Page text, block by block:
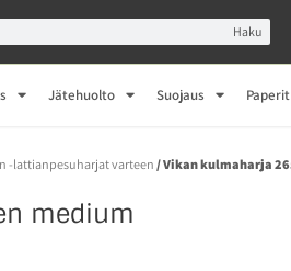
Haku
Jätehuolto Suojaus Paperit
-lattianpesuharjat varteen / Vikan kulmaharja
medium